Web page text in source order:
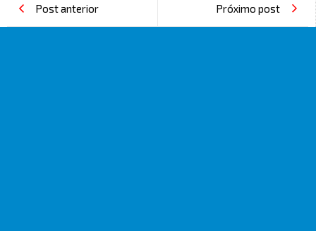
Post anterior Próximo post